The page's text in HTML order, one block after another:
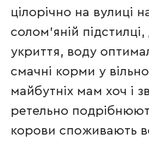
цілорічно на вулиці
солом’яній
укриття, воду
смачні корми у
майбутніх мам хоч і
ретельно
корови споживають